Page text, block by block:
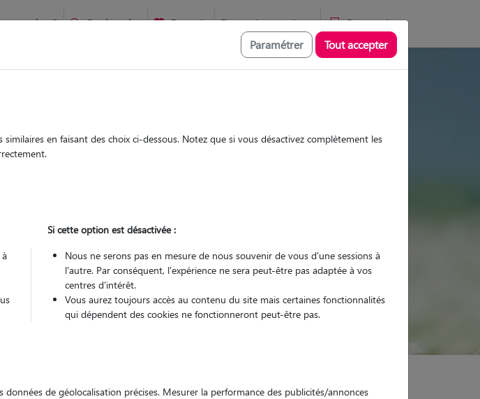
marche ? Recherche Favoris Devenir pet sitter Connexion
Garde Promenades
Pour quel animal ?
Trouver mon Pet Sitter
Paramétrer Tout accepter
en faisant des choix ci-dessous. Notez que si vous désactivez complètement les
Si cette option est désactivée :
Nous ne serons pas en mesure de nous souvenir de vous d'une sessions à
l'autre. Par conséquent, l'expérience ne sera peut-être pas adaptée à vos
centres d'intérêt.
Vous aurez toujours accès au contenu du site mais certaines fonctionnalités
qui dépendent des cookies ne fonctionneront peut-être pas.
de géolocalisation précises. Mesurer la performance des publicités/annonces